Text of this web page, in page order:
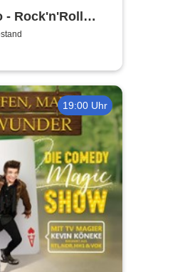
- Rock'n'Roll
Last Ride
19:00 Uhr